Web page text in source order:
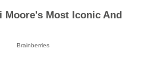
Moore's Most Iconic And
Brainberries